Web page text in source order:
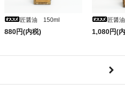
匠醤油 150ml
880円(内税)
匠醤
1,080円(